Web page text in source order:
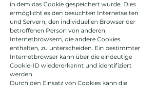
in dem das Cookie gespeichert wurde. Dies
ermöglicht es den besuchten Internetseiten
und Servern, den individuellen Browser der
betroffenen Person von anderen
Internetbrowsern, die andere Cookies
enthalten, zu unterscheiden. Ein bestimmter
Internetbrowser kann über die eindeutige
Cookie-ID wiedererkannt und identifiziert
werden.
Durch den Einsatz von Cookies kann die